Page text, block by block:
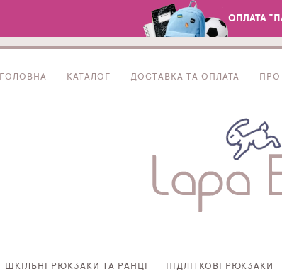
ОПЛАТА
ГОЛОВНА КАТАЛОГ ДОСТАВКА ТА ОПЛАТА
ШКІЛЬНІ РЮКЗАКИ ТА РАНЦІ ПІДЛІТКОВІ РЮКЗАКИ